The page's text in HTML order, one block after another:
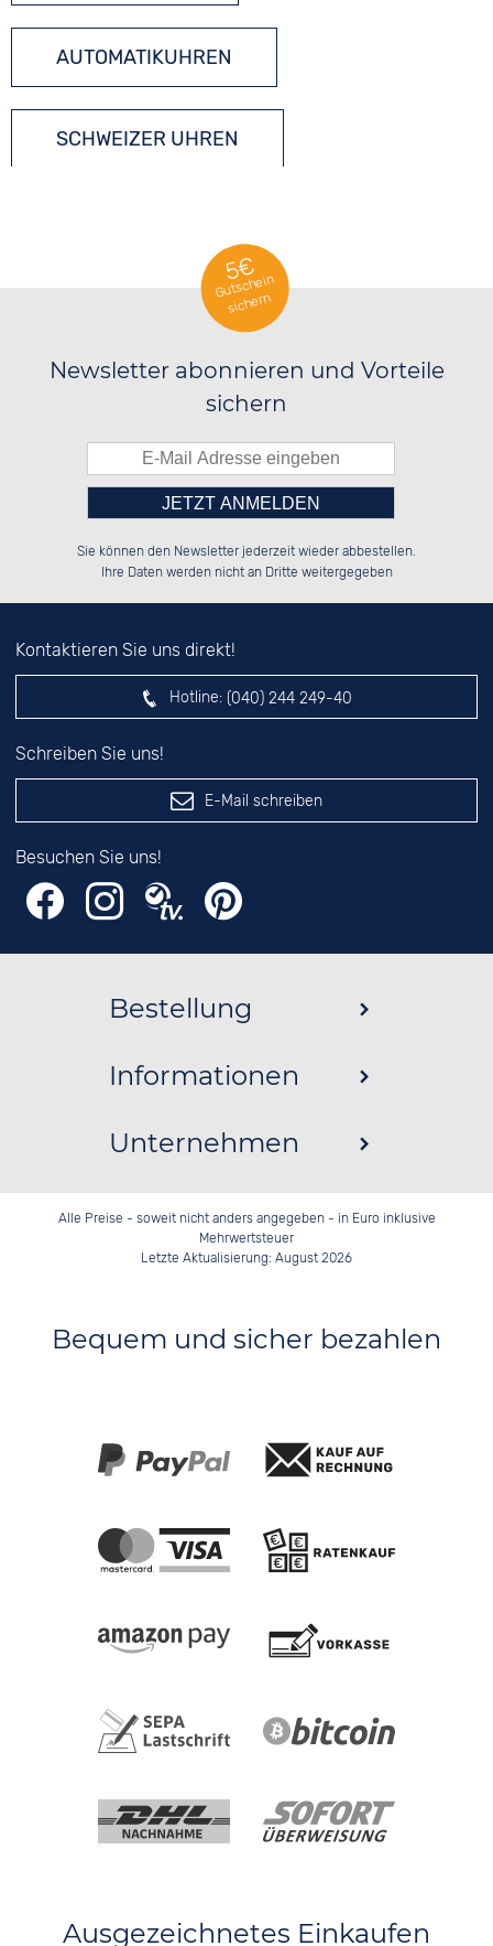
AUTOMATIKUHREN
SCHWEIZER UHREN
5€
Gutschein
sichern
Newsletter abonnieren und Vorteile
sichern
░░░░██░░░░░░██░░██░░░░░░░░░░██░░
░░████░░░░████░░██████░░░░████░░
░░░░██░░░░░░██░░██░░██░░░░░░██░░
Bitte tragen Sie die Zahl in
das nebenstehende Feld ein.
Sie können den Newsletter jederzeit wieder abbestellen.
Ihre Daten werden nicht an Dritte weitergegeben
Kontaktieren Sie uns direkt!
Hotline: (040) 244 249-40
Schreiben Sie uns!
E-Mail schreiben
Besuchen Sie uns!
Bestellung
Informationen
Unternehmen
Alle Preise - soweit nicht anders angegeben - in Euro inklusive
Mehrwertsteuer
Letzte Aktualisierung: August 2026
Bequem und sicher bezahlen
Ausgezeichnetes Einkaufen